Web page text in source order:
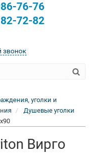
76-76
72-82
звонок
уголки и
Душевые уголки
Вирго